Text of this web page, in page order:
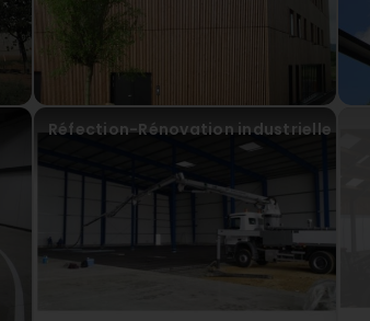
Réfection-Rénovation industrielle